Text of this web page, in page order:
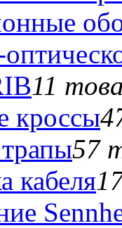
11
кроссы
57
кабеля